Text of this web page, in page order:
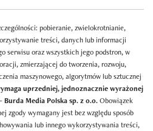
pobieranie, zwielokrotnianie,
treści, danych lub informacji
serwisu oraz wszystkich jego podstron, w
zmierzającej do tworzenia, rozwoju,
maszynowego, algorytmów lub sztucznej
uprzedniej, jednoznacznie wyrażonej
Media Polska sp. z o.o.Obowiązek
zgody wymagany jest bez względu sposób
lub innego wykorzystywania treści,